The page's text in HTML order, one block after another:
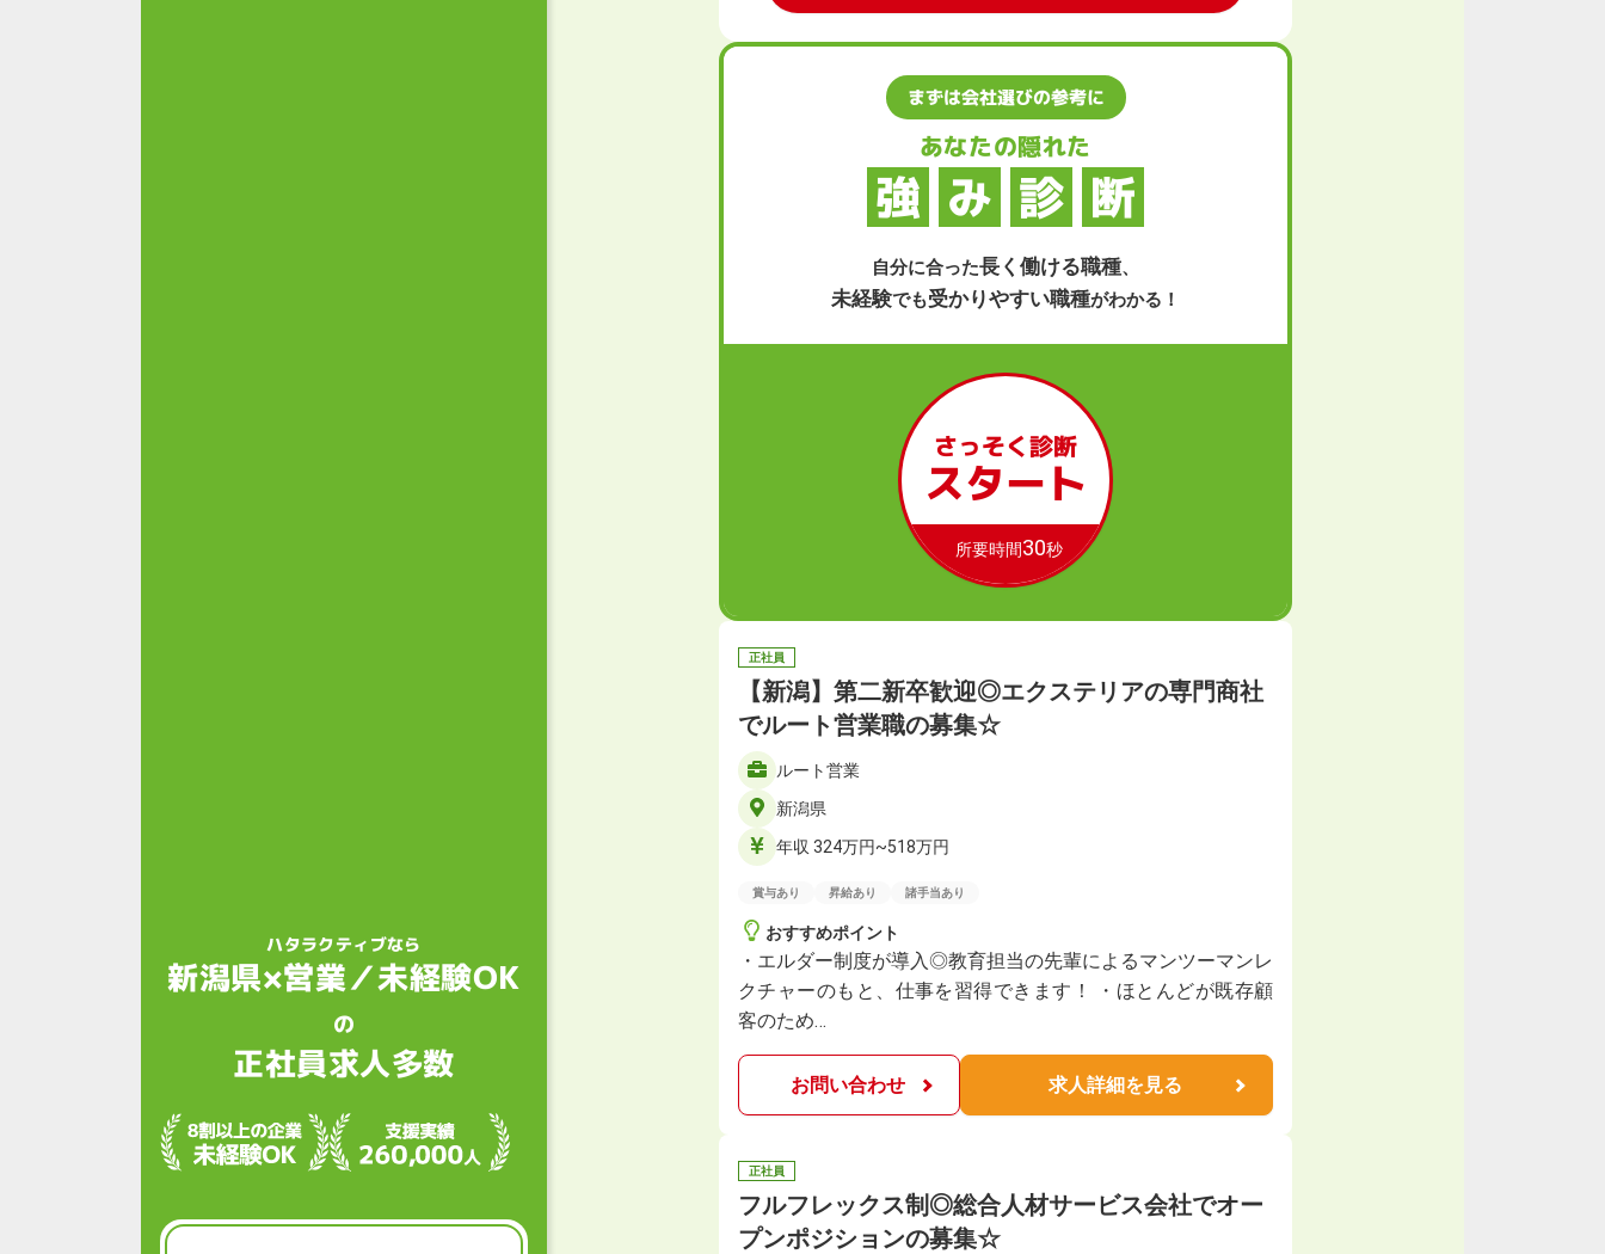
ハタラクティブなら
新潟県×営業／未経験OK
の
正社員求人多数
まずは会社選びの参考に
あなたの隠れた
強 み 診 断
自分に合った長く働ける職種、
未経験でも受かりやすい職種がわかる！
さっそく診断
スタート
所要時間30秒
正社員
【新潟】第二新卒歓迎◎エクステリアの専門商社
でルート営業職の募集☆
ルート営業
新潟県
年収 324万円~518万円
賞与あり 昇給あり 諸手当あり
おすすめポイント
・エルダー制度が導入◎教育担当の先輩によるマンツーマンレ
クチャーのもと、仕事を習得できます！ ・ほとんどが既存顧
客のため…
お問い合わせ 求人詳細を見る
正社員
フルフレックス制◎総合人材サービス会社でオー
プンポジションの募集☆